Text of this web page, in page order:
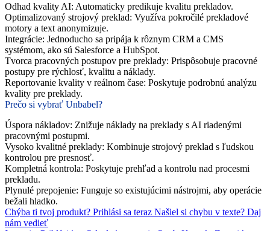
Odhad kvality AI: Automaticky predikuje kvalitu prekladov.
Optimalizovaný strojový preklad: Využíva pokročilé prekladové
motory a text anonymizuje.
Integrácie: Jednoducho sa pripája k rôznym CRM a CMS
systémom, ako sú Salesforce a HubSpot.
Tvorca pracovných postupov pre preklady: Prispôsobuje pracovné
postupy pre rýchlosť, kvalitu a náklady.
Reportovanie kvality v reálnom čase: Poskytuje podrobnú analýzu
kvality pre preklady.
Prečo si vybrať Unbabel?
Úspora nákladov: Znižuje náklady na preklady s AI riadenými
pracovnými postupmi.
Vysoko kvalitné preklady: Kombinuje strojový preklad s ľudskou
kontrolou pre presnosť.
Kompletná kontrola: Poskytuje prehľad a kontrolu nad procesmi
prekladu.
Plynulé prepojenie: Funguje so existujúcimi nástrojmi, aby operácie
bežali hladko.
Chýba ti tvoj produkt? Prihlási sa teraz Našiel si chybu v texte? Daj
nám vedieť